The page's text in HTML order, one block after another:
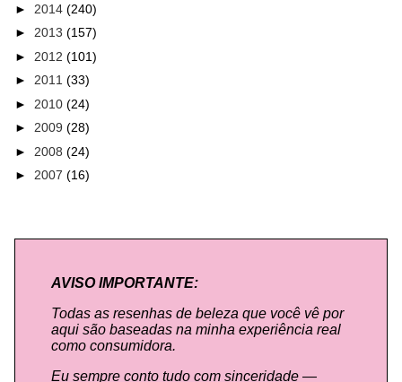
► 2014 (240)
► 2013 (157)
► 2012 (101)
► 2011 (33)
► 2010 (24)
► 2009 (28)
► 2008 (24)
► 2007 (16)
AVISO IMPORTANTE:
Todas as resenhas de beleza que você vê por
aqui são baseadas na minha experiência real
como consumidora.
Eu sempre conto tudo com sinceridade —